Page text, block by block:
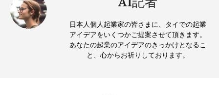
日本人個人起業家の皆さまに、タイでの起業
アイデアをいくつかご提案させて頂きます。
あなたの起業のアイデアのきっかけとなるこ
と、心からお祈りしております。